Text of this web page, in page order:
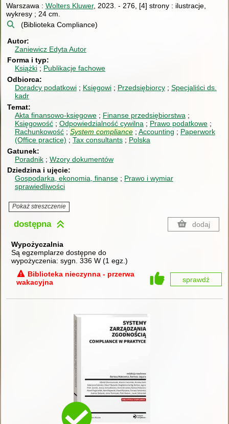
Warszawa : Wolters Kluwer, 2023. - 276, [4] strony : ilustracje,
wykresy ; 24 cm.
(Biblioteka Compliance)
Autor
Zaniewicz Edyta Autor
Forma i typ
Książki
Publikacje fachowe
Odbiorca
Doradcy podatkowi
Księgowi Przedsiębiorcy
Specjaliści ds.
kadr
Temat
Akta finansowo-księgowe
Finanse przedsiębiorstwa
Księgowość
Odpowiedzialność cywilna
Prawo podatkowe
Rachunkowość
System compliance Accounting
Paperwork
(Office practice)
Tax consultants
Polska
Gatunek
Poradnik
Wzory dokumentów
Dziedzina i ujęcie
Gospodarka, ekonomia, finanse
Prawo i wymiar
sprawiedliwości
Pokaż streszczenie
dostępna dodaj
Wypożyczalnia
Są egzemplarze dostępne do
wypożyczenia: sygn. 336 W (1 egz. )
Biblioteka nieczynna - przerwa
wakacyjna
sprawdź